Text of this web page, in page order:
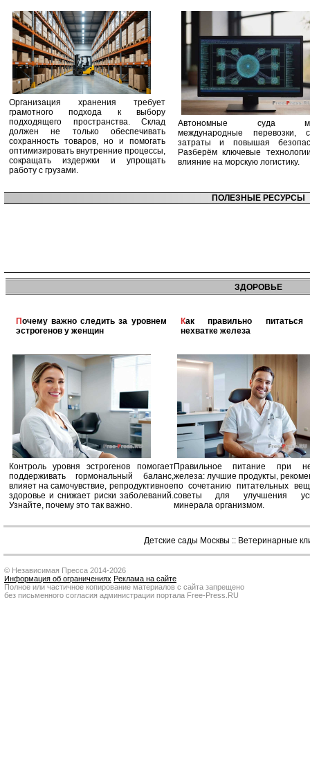
Организация хранения требует
грамотного подхода к выбору
подходящего пространства. Склад
должен не только обеспечивать
сохранность товаров, но и помогать
оптимизировать внутренние процессы,
сокращать издержки и упрощать
работу с грузами.
Автономные суда
международные перевозки,
затраты и повышая
Разберём ключевые
влияние на морскую логистику.
ПОЛЕЗНЫЕ РЕСУРСЫ
ЗДОРОВЬЕ
Почему важно следить за уровнем
эстрогенов у женщин
Контроль уровня эстрогенов помогает
поддерживать гормональный баланс,
влияет на самочувствие, репродуктивное
здоровье и снижает риски заболеваний.
Узнайте, почему это так важно.
Как правильно питаться при
нехватке железа
Правильное питание при
железа: лучшие продукты,
по сочетанию питательных
советы для улучшения
минерала организмом.
Детские сады Москвы :: Ветеринарные
© Независимая Пресса 2014-2026
Информация об ограничениях Реклама на сайте
Полное или частичное копирование материалов с сайта запрещено
без письменного согласия администрации портала Free-Press.RU